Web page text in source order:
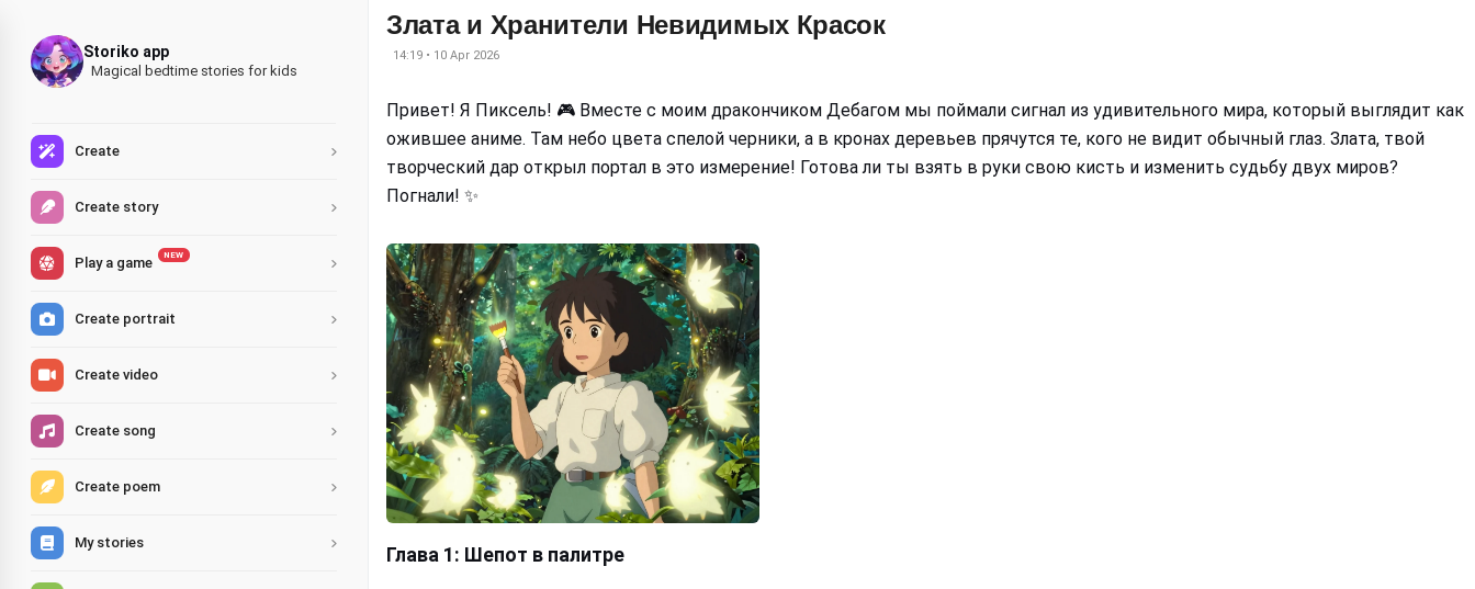
Storiko app
Magical bedtime stories for kids
Create
Create story
Play a game NEW
Create portrait
Create video
Create song
Create poem
My stories
Злата и Хранители Невидимых Красок
14:19 • 10 Apr 2026
Привет! Я Пиксель! 🎮 Вместе с моим дракончиком Дебагом мы поймали сигнал из удивительного мира, который выглядит как
ожившее аниме. Там небо цвета спелой черники, а в кронах деревьев прячутся те, кого не видит обычный глаз. Злата, твой
творческий дар открыл портал в это измерение! Готова ли ты взять в руки свою кисть и изменить судьбу двух миров?
Погнали! ✨
Глава 1: Шепот в палитре